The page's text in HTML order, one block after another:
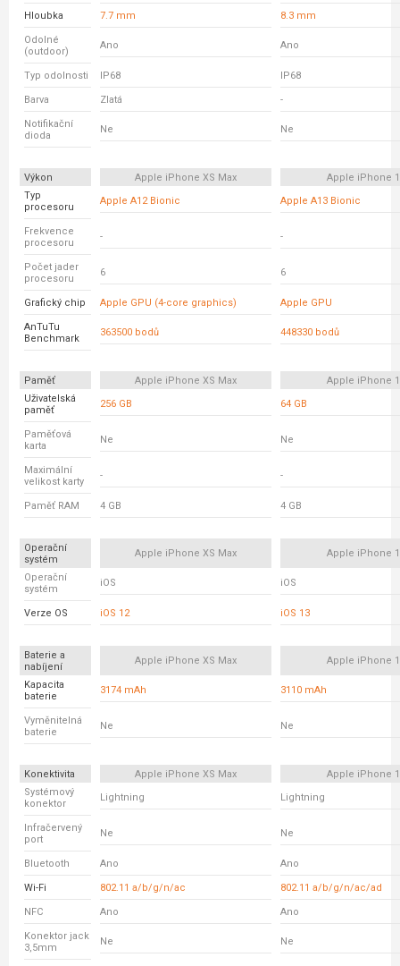
Hloubka 7.7 mm 8.3 mm
Odolné
(outdoor)
Ano Ano
Typ odolnosti IP68 IP68
Barva Zlatá -
Notifikační
dioda
Ne Ne
Výkon Apple iPhone XS Max
Apple iPhone
Typ
procesoru
Apple A12 Bionic Apple A13 Bionic
Frekvence
procesoru
- -
Počet jader
procesoru
6 6
Grafický chip Apple GPU (4-core graphics) Apple GPU
AnTuTu
Benchmark
363500 bodů 448330 bodů
Paměť Apple iPhone XS Max
Apple iPhone
Uživatelská
paměť
256 GB 64 GB
Paměťová
karta
Ne Ne
Maximální
velikost karty
- -
Paměť RAM 4 GB 4 GB
Operační
systém
Apple iPhone XS Max Apple iPhone
Operační
systém
iOS iOS
Verze OS iOS 12 iOS 13
Baterie a
nabíjení
Apple iPhone XS Max Apple iPhone
Kapacita
baterie
3174 mAh 3110 mAh
Vyměnitelná
baterie
Ne Ne
Konektivita Apple iPhone XS Max
Apple iPhone
Systémový
konektor
Lightning Lightning
Infračervený
port
Ne Ne
Bluetooth Ano Ano
Wi-Fi 802.11 a/b/g/n/ac 802.11 a/b/g/n/ac/ad
NFC Ano Ano
Konektor jack
3,5mm
Ne Ne